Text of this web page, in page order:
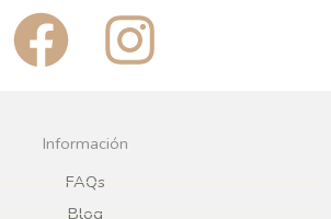
F
a
c
e
I
n
Información
FAQs
Blog